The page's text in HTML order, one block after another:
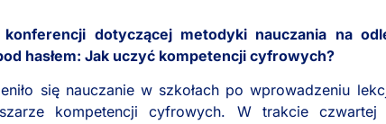
dotyczącej metodyki nauczania na
hasłem: Jak uczyć kompetencji cyfrowych?
się nauczanie w szkołach po wprowadzeniu
kompetencji cyfrowych. W trakcie czwartej